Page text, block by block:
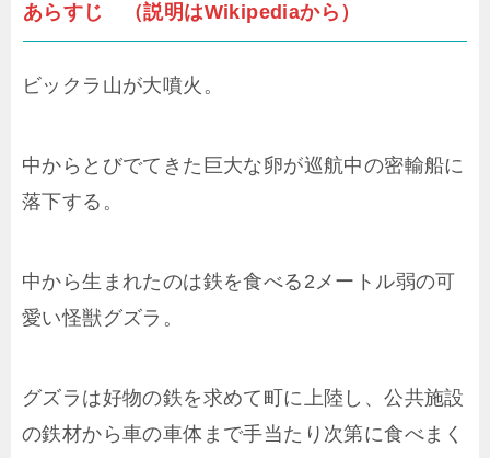
あらすじ （説明はWikipediaから）
ビックラ山が大噴火。
中からとびでてきた巨大な卵が巡航中の密輸船に
落下する。
中から生まれたのは鉄を食べる2メートル弱の可
愛い怪獣グズラ。
グズラは好物の鉄を求めて町に上陸し、公共施設
の鉄材から車の車体まで手当たり次第に食べまく